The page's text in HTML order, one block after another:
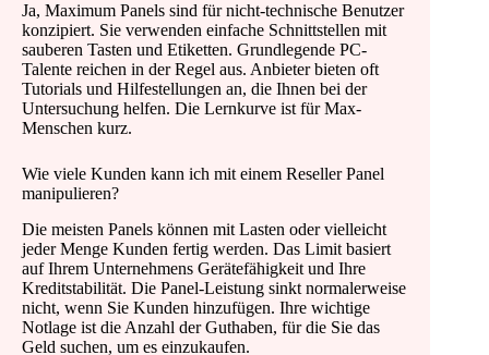
Ja, Maximum Panels sind für nicht-technische Benutzer
konzipiert. Sie verwenden einfache Schnittstellen mit
sauberen Tasten und Etiketten. Grundlegende PC-
Talente reichen in der Regel aus. Anbieter bieten oft
Tutorials und Hilfestellungen an, die Ihnen bei der
Untersuchung helfen. Die Lernkurve ist für Max-
Menschen kurz.
Wie viele Kunden kann ich mit einem Reseller Panel
manipulieren?
Die meisten Panels können mit Lasten oder vielleicht
jeder Menge Kunden fertig werden. Das Limit basiert
auf Ihrem Unternehmens Gerätefähigkeit und Ihre
Kreditstabilität. Die Panel-Leistung sinkt normalerweise
nicht, wenn Sie Kunden hinzufügen. Ihre wichtige
Notlage ist die Anzahl der Guthaben, für die Sie das
Geld suchen, um es einzukaufen.